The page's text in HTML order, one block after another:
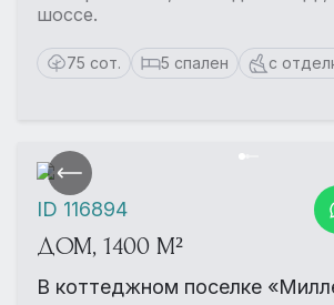
шоссе.
75 сот. 5 спален с
ДОМ, 1400 М²
В коттеджном поселке
ID 116894